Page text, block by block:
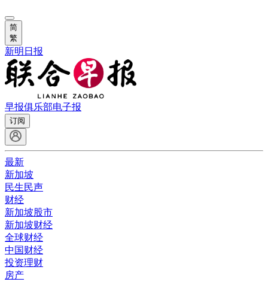
简
繁
新明日报
早报俱乐部电子报
订阅
最新
新加坡
民生民声
财经
新加坡股市
新加坡财经
全球财经
中国财经
投资理财
房产